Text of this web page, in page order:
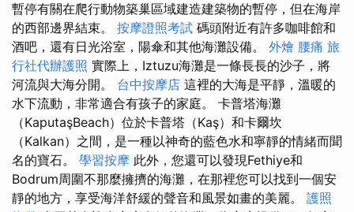
暫停有關在爬行動物築巢區域建造建築物的暫停，但在海岸
的西部邊界結束。 按摩證照考試 碼頭附近有許多咖啡館和
酒吧，還有日光浴室，陽傘和其他海灘設備。 外燴 腰痛 旅
行社代辦護照 實際上，Iztuzu海灘是一條長長的沙子，將
河流與大海分開。 台中按摩店 這裡的大海是平靜，溫暖的
水下流動，非常適合有孩子的家庭。 卡普塔海灘
（KaputaşBeach）位於卡普塔（Kaş）和卡爾坎
（Kalkan）之間，是一種以神奇的藍色水和寧靜的情緒而聞
名的寶石。 學習按摩 此外，您還可以發現Fethiye和
Bodrum周圍不那麼擁擠的海灘，在那裡您可以找到一個安
靜的地方，享受海洋舒緩的聲音和風景如畫的美麗。 護照